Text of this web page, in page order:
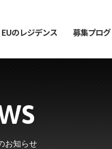
EUのレジデンス 募集プロ
お知らせ